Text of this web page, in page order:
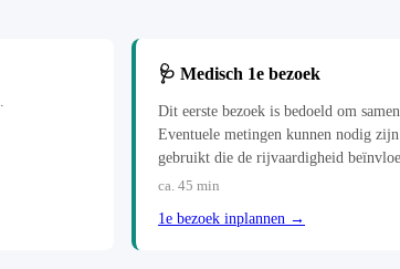
🩺 Medisch 1e bezoek
Dit eerste bezoek is bedoeld om
Eventuele metingen kunnen nodig
gebruikt die de rijvaardigheid
ca. 45 min
1e bezoek inplannen →